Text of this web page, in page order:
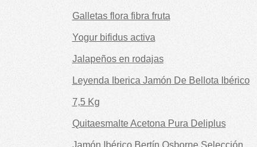
Galletas flora fibra fruta
Yogur bifidus activa
Jalapeños en rodajas
Leyenda Iberica Jamón De Bellota Ibérico
7,5 Kg
Quitaesmalte Acetona Pura Deliplus
Jamón Ibérico Bertín Osborne Selección